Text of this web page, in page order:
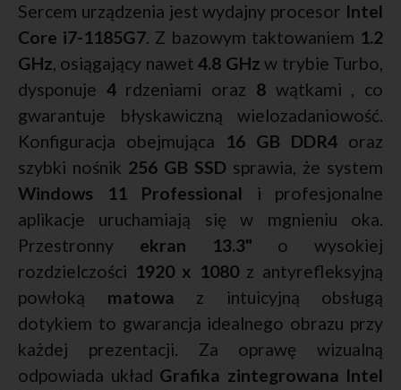
Sercem urządzenia jest wydajny procesor Intel
Core i7-1185G7. Z bazowym taktowaniem 1.2
GHz, osiągający nawet4.8 GHz w trybie Turbo,
dysponuje 4rdzeniami oraz 8wątkami , co
gwarantuje błyskawiczną wielozadaniowość.
Konfiguracja obejmująca 16 GB DDR4 oraz
szybki nośnik 256 GB SSD sprawia, że system
Windows 11 Professional i profesjonalne
aplikacje uruchamiają się w mgnieniu oka.
Przestronny ekran 13.3" o wysokiej
rozdzielczości 1920 x 1080z antyrefleksyjną
powłoką matowa z intuicyjną obsługą
dotykiem to gwarancja idealnego obrazu przy
każdej prezentacji. Za oprawę wizualną
odpowiada układ Grafika zintegrowana Intel